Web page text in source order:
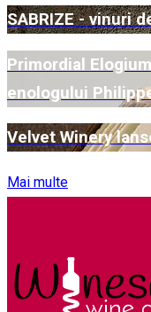
SABRIZE - vinuri
Primordial
enologului
Velvet Winery
Mai multe